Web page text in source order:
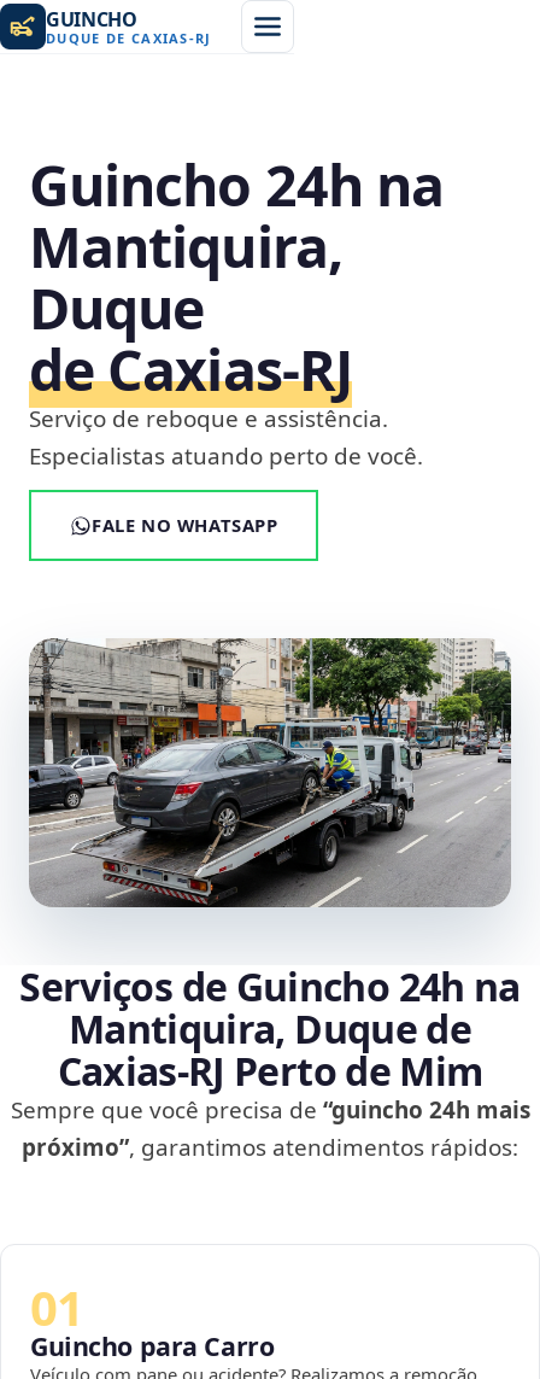
GUINCHO
DUQUE DE CAXIAS-RJ
Guincho 24h na
Mantiquira,
Duque
de Caxias‑RJ
Serviço de reboque e assistência.
Especialistas atuando perto de você.
FALE NO WHATSAPP
Serviços de Guincho 24h na
Mantiquira, Duque de
Caxias‑RJ Perto de Mim
Sempre que você precisa de “guincho 24h mais
próximo”, garantimos atendimentos rápidos:
01
Guincho para Carro